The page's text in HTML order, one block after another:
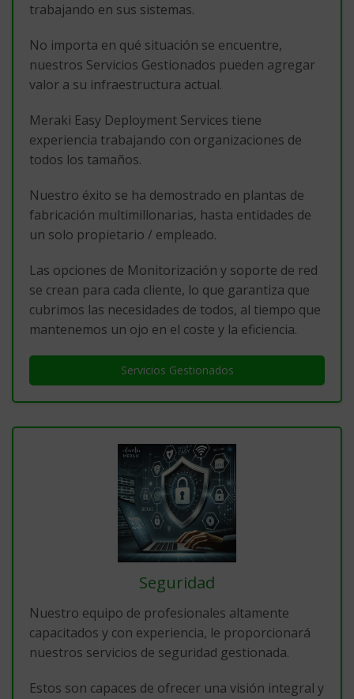
trabajando en sus sistemas.
No importa en qué situación se encuentre,
nuestros Servicios Gestionados pueden agregar
valor a su infraestructura actual.
Meraki Easy Deployment Services tiene
experiencia trabajando con organizaciones de
todos los tamaños.
Nuestro éxito se ha demostrado en plantas de
fabricación multimillonarias, hasta entidades de
un solo propietario / empleado.
Las opciones de Monitorización y soporte de red
se crean para cada cliente, lo que garantiza que
cubrimos las necesidades de todos, al tiempo que
mantenemos un ojo en el coste y la eficiencia.
Servicios Gestionados
Seguridad
Nuestro equipo de profesionales altamente
capacitados y con experiencia, le proporcionará
nuestros servicios de seguridad gestionada.
Estos son capaces de ofrecer una visión integral y